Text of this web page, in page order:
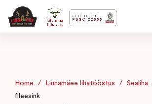
Home / Linnamäee lihatööstus / Sealiha
fileesink